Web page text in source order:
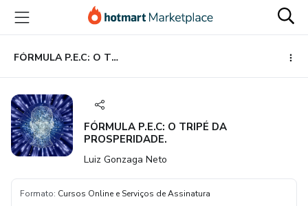
para
conteúdo
principal
para
pagamento
para
rodapé
FÓRMULA P.E.C: O TRIPÉ DA PROSPERIDADE.
FÓRMULA P.E.C: O TRIPÉ DA
PROSPERIDADE.
Luiz Gonzaga Neto
Formato: Cursos Online e Serviços de Assinatura